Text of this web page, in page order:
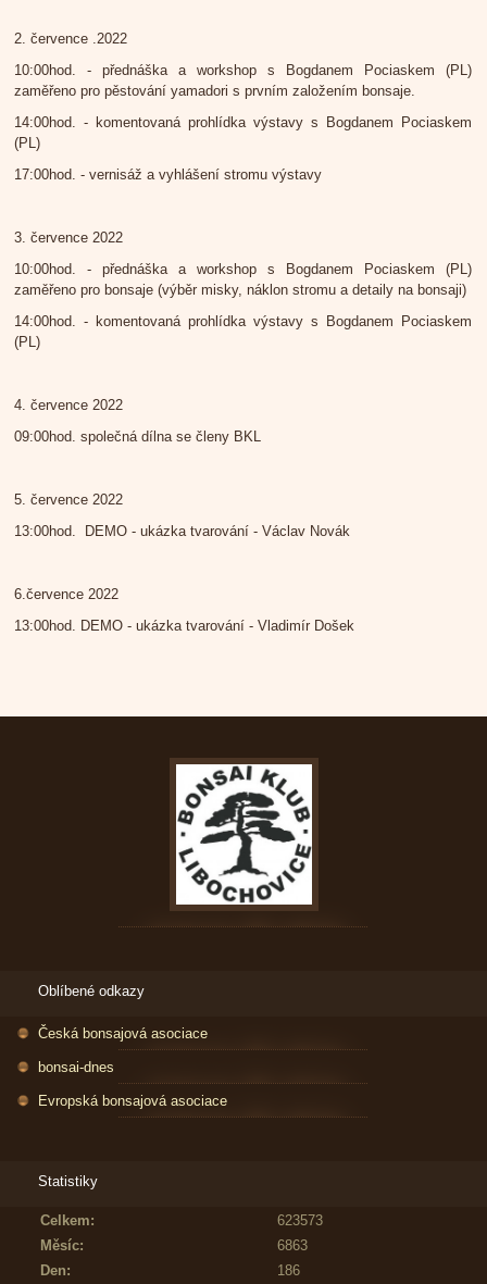
2. července .2022
10:00hod. - přednáška a workshop s Bogdanem Pociaskem (PL)
zaměřeno pro pěstování yamadori s prvním založením bonsaje.
14:00hod. - komentovaná prohlídka výstavy s Bogdanem Pociaskem
(PL)
17:00hod. - vernisáž a vyhlášení stromu výstavy
3. července 2022
10:00hod. - přednáška a workshop s Bogdanem Pociaskem (PL)
zaměřeno pro bonsaje (výběr misky, náklon stromu a detaily na bonsaji)
14:00hod. - komentovaná prohlídka výstavy s Bogdanem Pociaskem
(PL)
4. července 2022
09:00hod. společná dílna se členy BKL
5. července 2022
13:00hod. DEMO - ukázka tvarování - Václav Novák
6.července 2022
13:00hod. DEMO - ukázka tvarování - Vladimír Došek
Oblíbené odkazy
Česká bonsajová asociace
bonsai-dnes
Evropská bonsajová asociace
Statistiky
Celkem:
623573
Měsíc:
6863
Den:
186